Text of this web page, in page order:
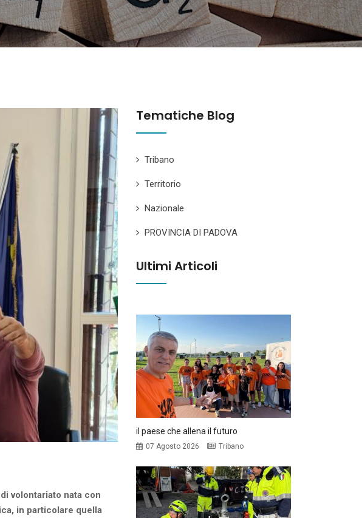
volontariato nata con
in particolare quella
Tematiche Blog
Tribano
Territorio
Nazionale
PROVINCIA DI PADOVA
Ultimi Articoli
il paese che allena il futuro
07 Agosto 2026 Tribano